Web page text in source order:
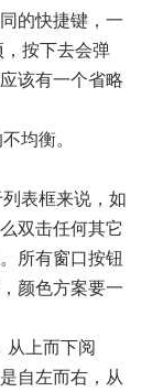
的快捷键，一
按下去会弹
该有一个省略
均衡。
表框来说，如
双击任何其它
所有窗口按钮
颜色方案要一
从上而下阅
自左而右，从